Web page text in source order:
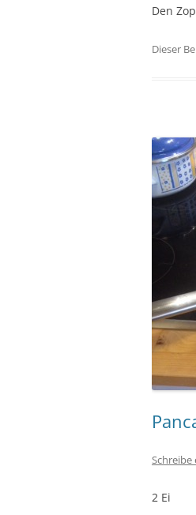
Den
Dieser
2 Ei